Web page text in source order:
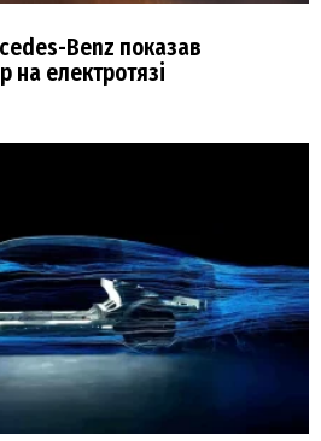
Benz показав
на електротязі